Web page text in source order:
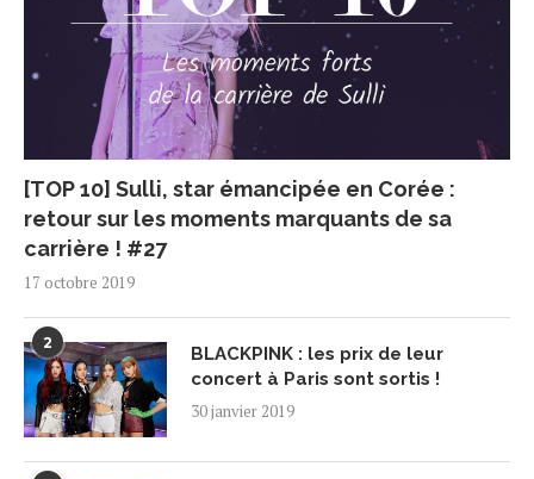
[TOP 10] Sulli, star émancipée en Corée :
retour sur les moments marquants de sa
carrière ! #27
17 octobre 2019
2
BLACKPINK : les prix de leur
concert à Paris sont sortis !
30 janvier 2019